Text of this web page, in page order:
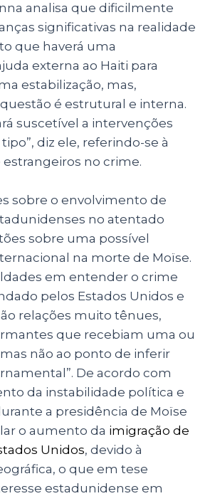
analisa que dificilmente
significativas na realidade
que haverá uma
externa ao Haiti para
estabilização, mas,
é estrutural e interna.
suscetível a intervenções
diz ele, referindo-se à
no crime.
sobre o envolvimento de
no atentado
sobre uma possível
na morte de Moïse.
em entender o crime
pelos Estados Unidos e
relações muito tênues,
que recebiam uma ou
não ao ponto de inferir
De acordo com
da instabilidade política e
a presidência de Moïse
o aumento da imigração de
Unidos, devido à
o que em tese
estadunidense em